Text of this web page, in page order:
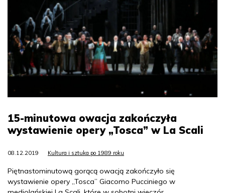
15-minutowa owacja zakończyła
wystawienie opery „Tosca” w La Scali
08.12.2019 Kultura i sztuka po 1989 roku
Piętnastominutową gorącą owacją zakończyło się
wystawienie opery „Tosca” Giacomo Pucciniego w